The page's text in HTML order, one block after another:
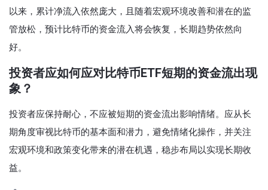
以来，累计净流入依然庞大，且随着宏观环境改善和潜在的监
管放松，预计比特币的资金流入将会恢复，长期趋势依然向
好。
投资者应如何应对比特币ETF短期的资金流出现
象？
投资者应保持耐心，不应被短期的资金流出影响情绪。应从长
期角度审视比特币的基本面和潜力，避免情绪化操作，并关注
宏观环境和政策变化带来的潜在机遇，稳步布局以实现长期收
益。